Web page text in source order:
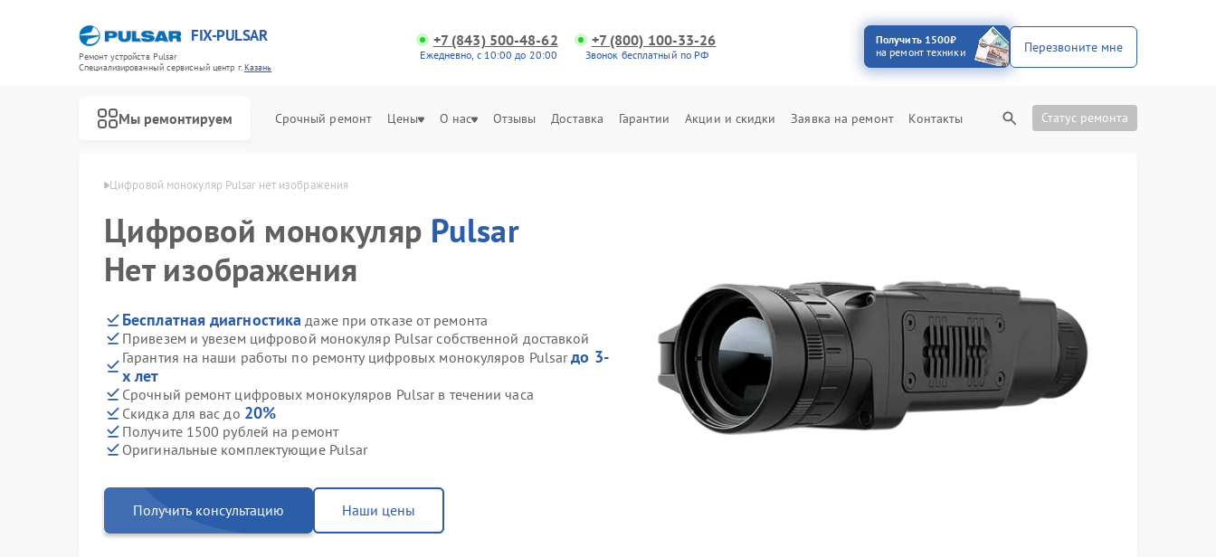
FIX-PULSAR
Ремонт устройств Pulsar
Специализированный cервисный центр г.Казань
+7 (843) 500-48-62
Ежедневно, с 10:00 до 20:00
+7 (800) 100-33-26
Звонок бесплатный по РФ
Получить 1500₽
на ремонт техники
Перезвоните мне
Мы ремонтируем Срочный ремонт Цены О нас Отзывы Доставка Гарантии Акции и скидки Заявка на ремонт Контакты Статус ремонта
Pulsar в Казани Цифровой монокуляр Pulsar нет изображения
Цифровой монокуляр Pulsar
Нет изображения
Бесплатная диагностика даже при отказе от ремонта
Привезем и увезем цифровой монокуляр Pulsar собственной доставкой
Гарантия на наши работы по ремонту цифровых монокуляров Pulsarдо 3-
х лет
Срочный ремонт цифровых монокуляров Pulsar в течении часа
Скидка для вас до 20%
Получите 1500 рублей на ремонт
Оригинальные комплектующие Pulsar
Получить консультацию Наши цены